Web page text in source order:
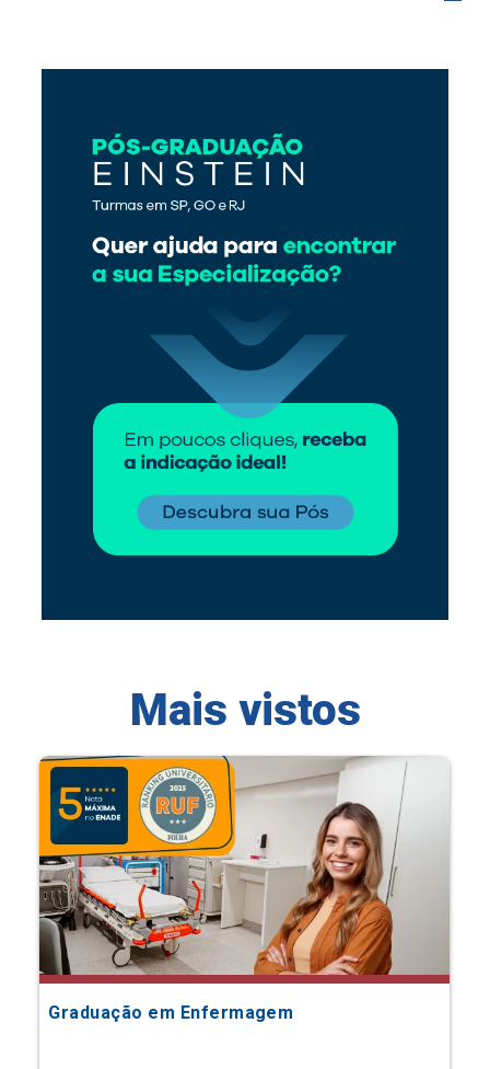
Mais vistos
Graduação em Enfermagem